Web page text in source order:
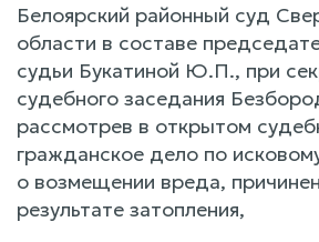
Белоярский районный суд
области в составе
судьи Букатиной Ю.П., при
судебного заседания
рассмотрев в открытом
гражданское дело по
о возмещении вреда,
результате затопления,